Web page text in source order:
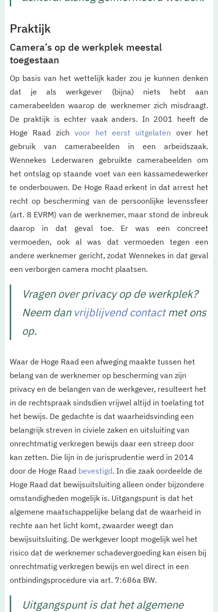
Praktijk
Camera’s op de werkplek meestal
toegestaan
Op basis van het wettelijk kader zou je kunnen denken
dat je als werkgever (bijna) niets hebt aan
camerabeelden waarop de werknemer zich misdraagt.
De praktijk is echter vaak anders. In 2001 heeft de
Hoge Raad zichvoor het eerst uitgelaten over het
gebruik van camerabeelden in een arbeidszaak.
Wennekes Lederwaren gebruikte camerabeelden om
het ontslag op staande voet van een kassamedewerker
te onderbouwen. De Hoge Raad erkent in dat arrest het
recht op bescherming van de persoonlijke levenssfeer
(art. 8 EVRM) van de werknemer, maar stond de inbreuk
daarop in dat geval toe. Er was een concreet
vermoeden, ook al was dat vermoeden tegen een
andere werknemer gericht, zodat Wennekes in dat geval
een verborgen camera mocht plaatsen.
Vragen over privacy op de werkplek?
Neem dan vrijblijvend contactmet ons
op.
Waar de Hoge Raad een afweging maakte tussen het
belang van de werknemer op bescherming van zijn
privacy en de belangen van de werkgever, resulteert het
in de rechtspraak sindsdien vrijwel altijd in toelating tot
het bewijs. De gedachte is dat waarheidsvinding een
belangrijk streven in civiele zaken en uitsluiting van
onrechtmatig verkregen bewijs daar een streep door
kan zetten. Die lijn in de jurisprudentie werd in 2014
door de Hoge Raad bevestigd. In die zaak oordeelde de
Hoge Raad dat bewijsuitsluiting alleen onder bijzondere
omstandigheden mogelijk is. Uitgangspunt is dat het
algemene maatschappelijke belang dat de waarheid in
rechte aan het licht komt, zwaarder weegt dan
bewijsuitsluiting. De werkgever loopt mogelijk wel het
risico dat de werknemer schadevergoeding kan eisen bij
onrechtmatig verkregen bewijs en wel direct in een
ontbindingsprocedure via art. 7:686a BW.
Uitgangspunt is dat het algemene